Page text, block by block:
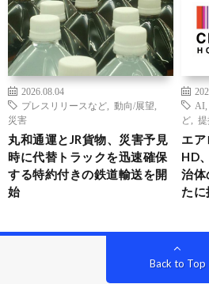
2026.08.04
プレスリリースなど
動向/展望
災害
丸和通運とJR貨物、災害予見
時に代替トラックを迅速確保
する特約付きの鉄道輸送を開
始
AI
ど
提
エ
HD
治体
たに
Back to Top